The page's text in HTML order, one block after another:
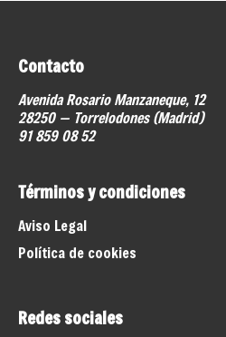
Contacto
Avenida Rosario Manzaneque, 12
28250 — Torrelodones (Madrid)
91 859 08 52
Términos y condiciones
Aviso Legal
Política de cookies
Redes sociales